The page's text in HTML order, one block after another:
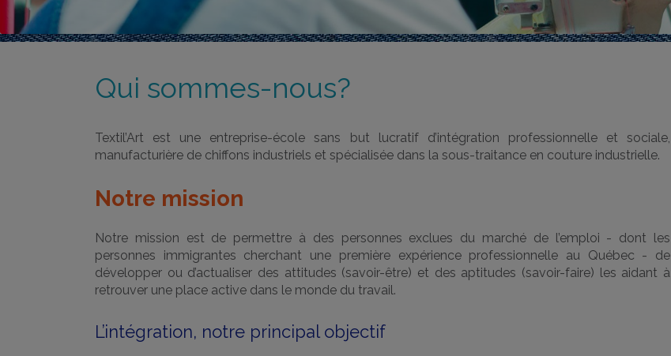
Qui sommes-nous?
Textil’Art est une entreprise-école sans but lucratif d’intégration professionnelle et sociale,
manufacturière de chiffons industriels et spécialisée dans la sous-traitance en couture industrielle.
Notre mission
Notre mission est de permettre à des personnes exclues du marché de l’emploi - dont les
personnes immigrantes cherchant une première expérience professionnelle au Québec - de
développer ou d’actualiser des attitudes (savoir-être) et des aptitudes (savoir-faire) les aidant à
retrouver une place active dans le monde du travail.
L’intégration, notre principal objectif